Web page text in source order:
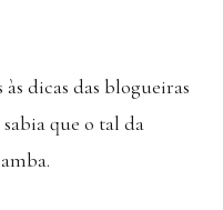
dicas das blogueiras
que o tal da